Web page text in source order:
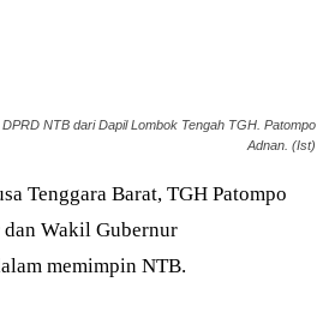
NTB dari Dapil Lombok Tengah TGH. Patompo
Adnan. (Ist)
Tenggara Barat, TGH Patompo
Wakil Gubernur
memimpin NTB.